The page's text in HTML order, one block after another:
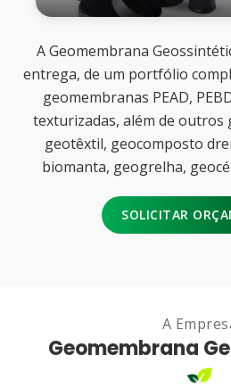
A Geomembrana
entrega, de um portfólio
geomembranas PEAD,
texturizadas, além de outros
geotêxtil, geocomposto
biomanta, geogrelha,
SOLICITAR
A
Geomembrana